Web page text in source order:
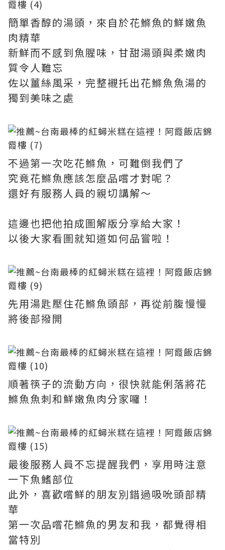
簡單香醇的湯頭，來自於花鰷魚的鮮嫩魚
肉精華
新鮮而不感到魚腥味，甘甜湯頭與柔嫩肉
質令人難忘
佐以薑絲風采，完整襯托出花鰷魚魚湯的
獨到美味之處
不過第一次吃花鰷魚，可難倒我們了
究竟花鰷魚應該怎麼品嚐才對呢？
還好有服務人員的親切講解～
這邊也把他拍成圖解版分享給大家！
以後大家看圖就知道如何品嘗啦！
先用湯匙壓住花鰷魚頭部，再從前腹慢慢
將後部撥開
順著筷子的流動方向，很快就能俐落將花
鰷魚魚刺和鮮嫩魚肉分家囉！
最後服務人員不忘提醒我們，享用時注意
一下魚鰭部位
此外，喜歡嚐鮮的朋友別錯過吸吮頭部精
華
第一次品嚐花鰷魚的男友和我，都覺得相
當特別